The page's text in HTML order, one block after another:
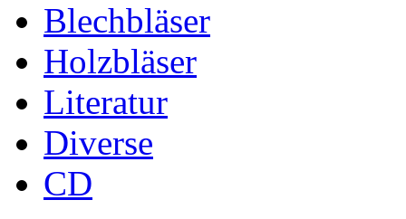
Blechbläser
Holzbläser
Literatur
Diverse
CD